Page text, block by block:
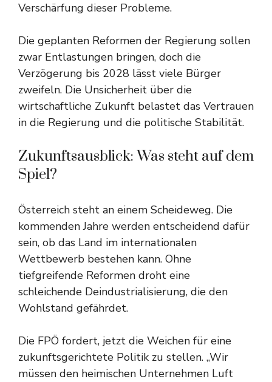
Verschärfung dieser Probleme.
Die geplanten Reformen der Regierung sollen
zwar Entlastungen bringen, doch die
Verzögerung bis 2028 lässt viele Bürger
zweifeln. Die Unsicherheit über die
wirtschaftliche Zukunft belastet das Vertrauen
in die Regierung und die politische Stabilität.
Zukunftsausblick: Was steht auf dem
Spiel?
Österreich steht an einem Scheideweg. Die
kommenden Jahre werden entscheidend dafür
sein, ob das Land im internationalen
Wettbewerb bestehen kann. Ohne
tiefgreifende Reformen droht eine
schleichende Deindustrialisierung, die den
Wohlstand gefährdet.
Die FPÖ fordert, jetzt die Weichen für eine
zukunftsgerichtete Politik zu stellen. „Wir
müssen den heimischen Unternehmen Luft